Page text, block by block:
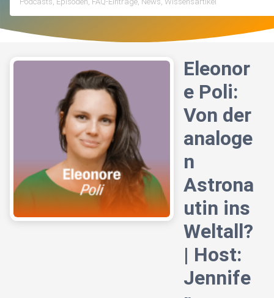
Eleonor
e Poli:
Von der
analoge
n
Astrona
utin ins
Weltall?
| Host:
Jennife